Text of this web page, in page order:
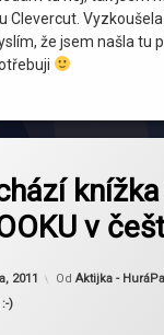
Clevercut.
že jsem našla tu
v
2011
Aktualizováno 14
Od Aktijka -
)